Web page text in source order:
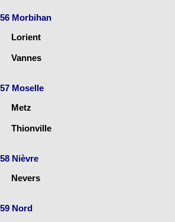
56 Morbihan
Lorient
Vannes
57 Moselle
Metz
Thionville
58 Nièvre
Nevers
59 Nord